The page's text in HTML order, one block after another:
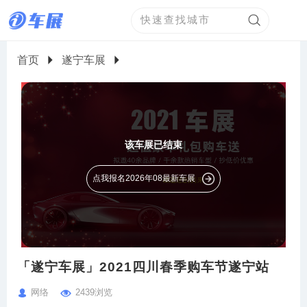
首页 遂宁车展
该车展已结束
点我报名2026年08最新车展
「遂宁车展」2021四川春季购车节遂宁站
网络 2439浏览